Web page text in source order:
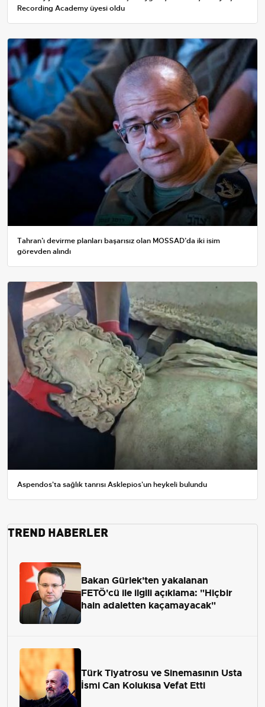
Recording Academy üyesi oldu
Tahran’ı devirme planları başarısız olan MOSSAD’da iki isim
görevden alındı
Aspendos'ta sağlık tanrısı Asklepios'un heykeli bulundu
TREND HABERLER
Bakan Gürlek'ten yakalanan
FETÖ'cü ile ilgili açıklama: "Hiçbir
hain adaletten kaçamayacak"
Türk Tiyatrosu ve Sinemasının Usta
İsmi Can Kolukısa Vefat Etti